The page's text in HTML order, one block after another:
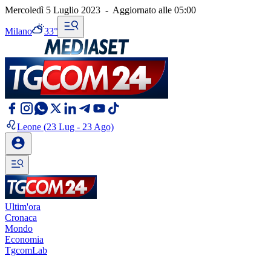
Mercoledì 5 Luglio 2023 - Aggiornato alle 05:00
Milano 33°
Leone (23 Lug - 23 Ago)
Ultim'ora
Cronaca
Mondo
Economia
TgcomLab